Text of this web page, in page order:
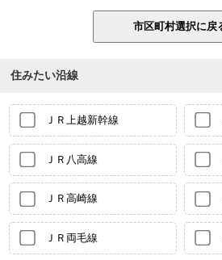
住みたい沿線
ＪＲ上越新幹線
ＪＲ八高線
ＪＲ高崎線
ＪＲ両毛線